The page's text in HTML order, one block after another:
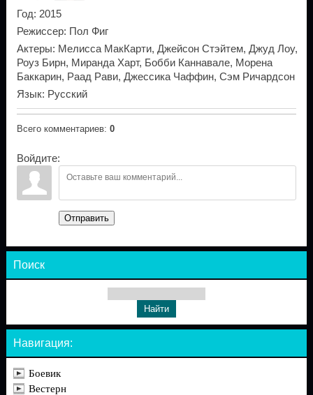
Год: 2015
Режиссер: Пол Фиг
Актеры: Мелисса МакКарти, Джейсон Стэйтем, Джуд Лоу,
Роуз Бирн, Миранда Харт, Бобби Каннавале, Морена
Баккарин, Раад Рави, Джессика Чаффин, Сэм Ричардсон
Язык: Русский
Всего комментариев: 0
Войдите:
Отправить
Поиск
Навигация:
Боевик
Вестерн